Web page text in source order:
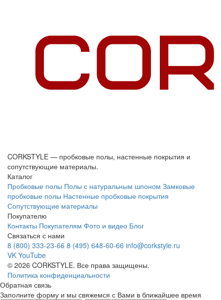
CORKSTYLE — пробковые полы, настенные покрытия и
сопутствующие материалы.
Каталог
Пробковые полы Полы с натуральным шпоном Замковые
пробковые полы Настенные пробковые покрытия
Сопутствующие материалы
Покупателю
Контакты Покупателям Фото и видео Блог
Связаться с нами
8 (800) 333-23-66 8 (495) 648-60-66 info@corkstyle.ru
VK YouTube
© 2026 CORKSTYLE. Все права защищены.
Политика конфиденциальности
Обратная связь
Заполните форму и мы свяжемся с Вами в ближайшее время